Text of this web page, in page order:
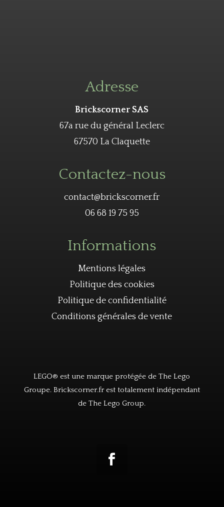
Adresse
Brickscorner SAS
67a rue du général Leclerc
67570 La Claquette
Contactez-nous
contact@brickscorner.fr
06 68 19 75 95
Informations
Mentions légales
Politique des cookies
Politique de confidentialité
Conditions générales de vente
LEGO® est une marque protégée de The Lego
Groupe. Brickscorner.fr est totalement indépendant
de The Lego Group.